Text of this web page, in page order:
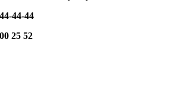
44-44
25 52